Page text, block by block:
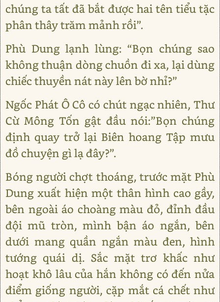
chúng ta tất đã bắt được hai tên tiểu tặc
phân thây trăm mảnh rồi”.
Phù Dung lạnh lùng: “Bọn chúng sao
không thuận dòng chuồn đi xa, lại dùng
chiếc thuyền nát này lên bờ nhỉ?”
Ngốc Phát Ô Cô có chút ngạc nhiên, Thư
Cừ Mông Tốn gật đầu nói:”Bọn chúng
định quay trở lại Biên hoang Tập mưu
đồ chuyện gì lạ đây?”.
Bóng người chợt thoáng, trước mặt Phù
Dung xuất hiện một thân hình cao gầy,
bên ngoài áo choàng màu đỏ, đỉnh đầu
đội mũ tròn, mình bận áo ngắn, bên
dưới mang quần ngắn màu đen, hình
tướng quái dị. Sắc mặt trơ khấc như
hoạt khô lâu của hắn không có đến nửa
điểm giống người, cặp mắt cá chết như